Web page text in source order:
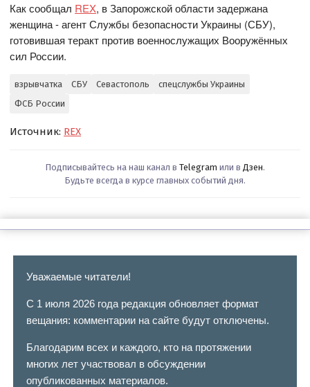
Как сообщал REX, в Запорожской области задержана
женщина - агент Службы безопасности Украины (СБУ),
готовившая теракт против военнослужащих Вооружённых
сил России.
взрывчатка СБУ Севастополь
спецслужбы Украины
ФСБ России
Источник: REX
Подписывайтесь на наш канал в Telegram или в Дзен.
Будьте всегда в курсе главных событий дня.
Уважаемые читатели!
С 1 июля 2026 года редакция обновляет формат
вещания: комментарии на сайте будут отключены.
Благодарим всех и каждого, кто на протяжении
многих лет участвовал в обсуждении
опубликованных материалов.